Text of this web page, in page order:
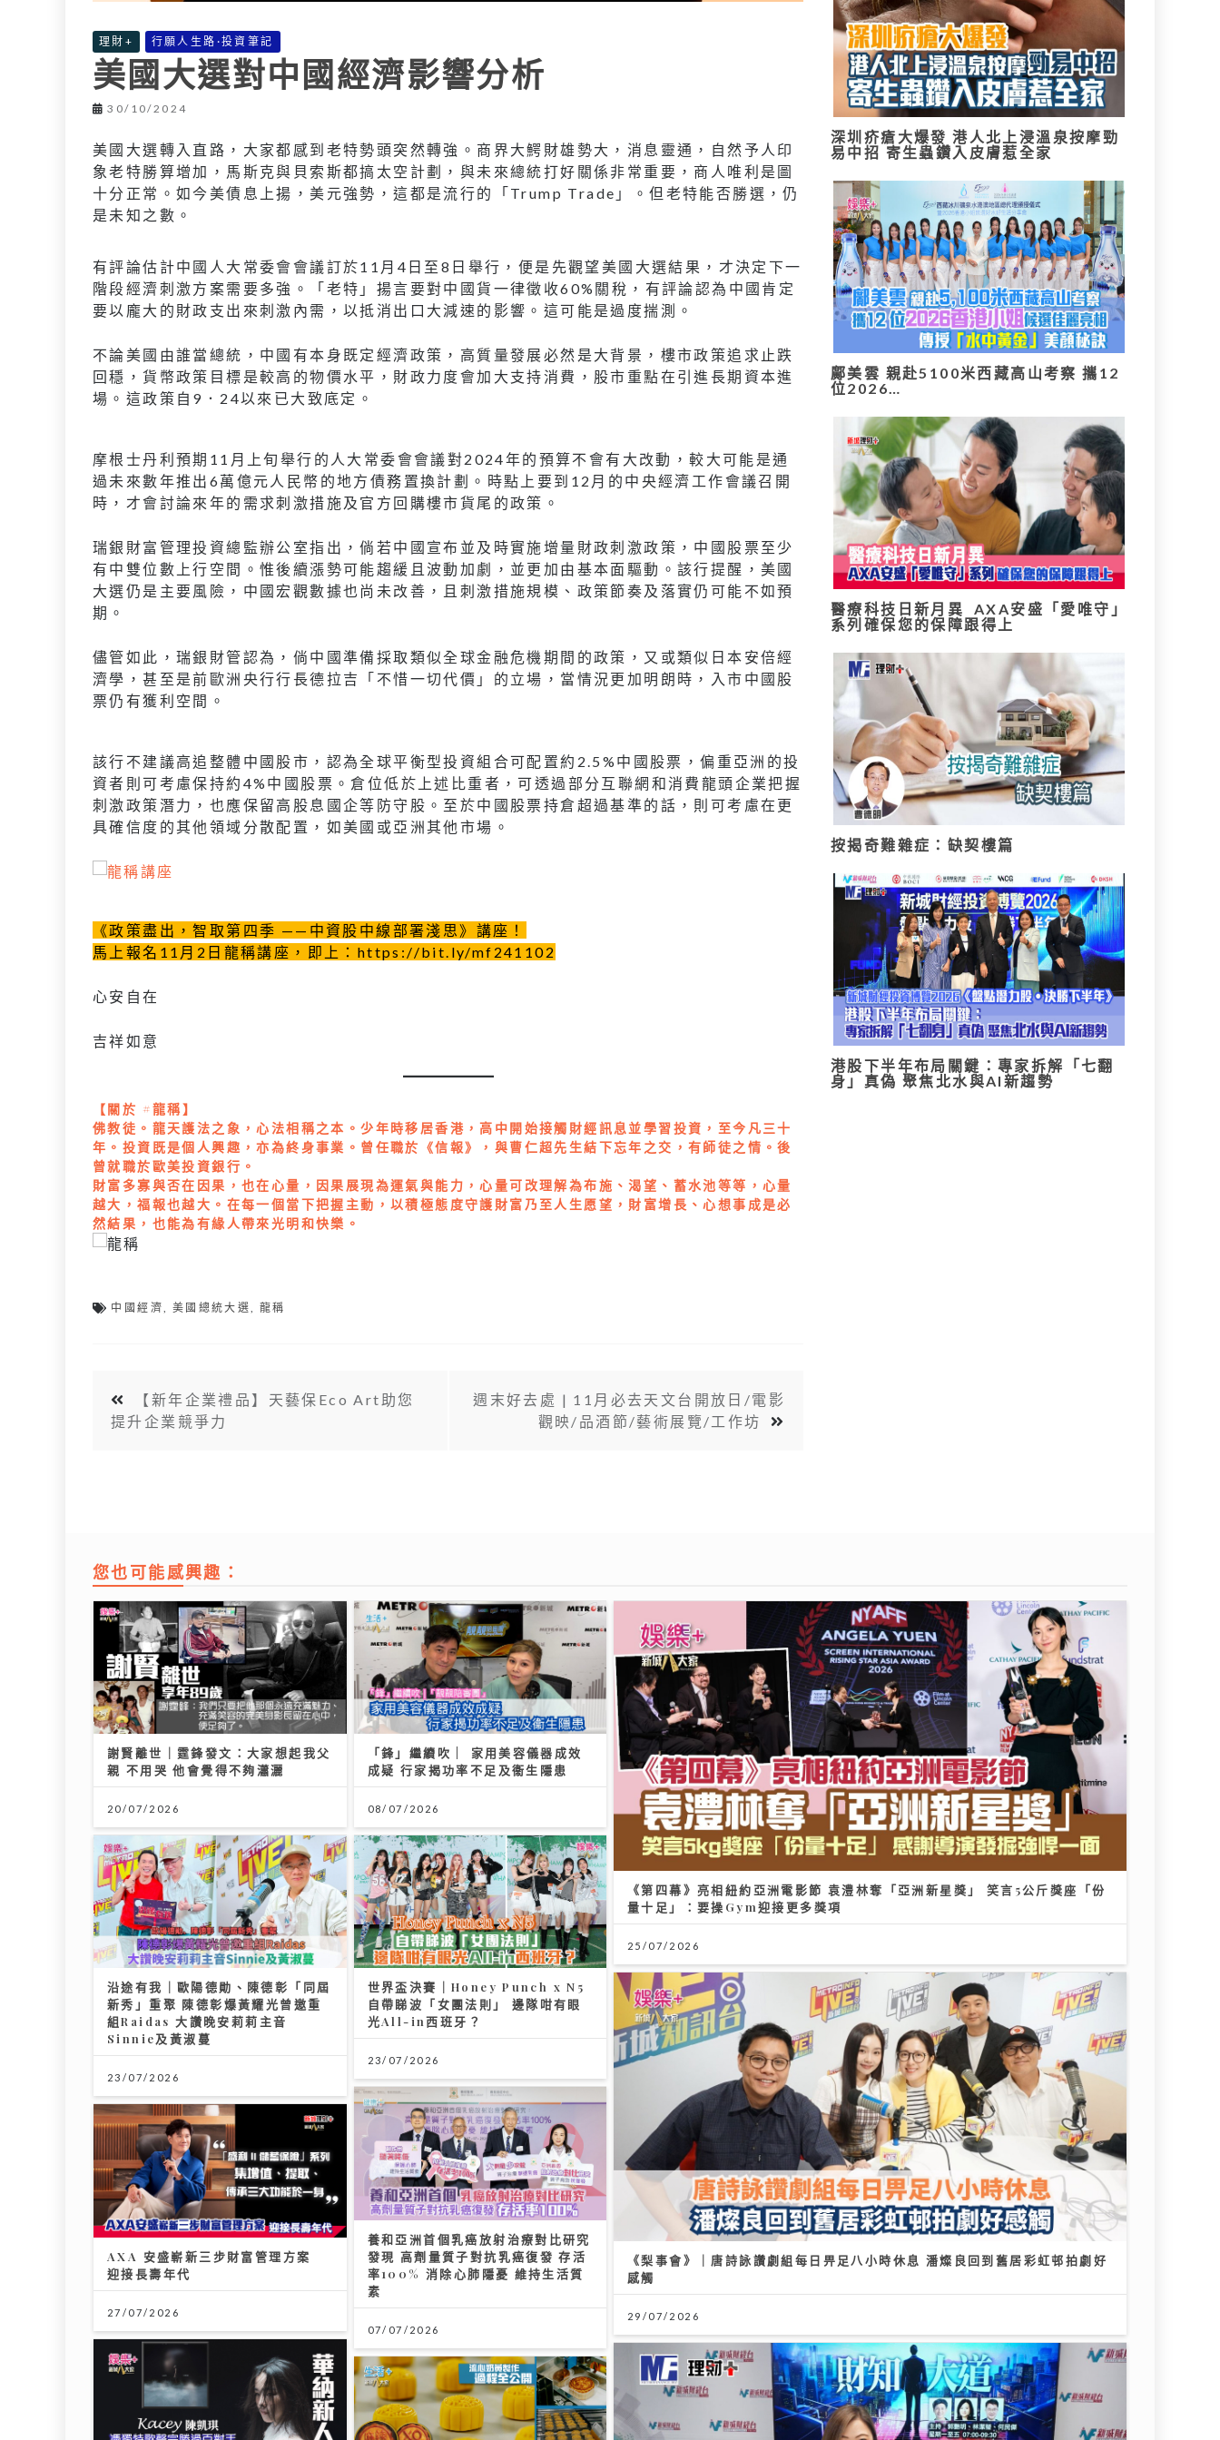
理財+ 行願人生路·投資筆記
美國大選對中國經濟影響分析
30/10/2024
美國大選轉入直路，大家都感到老特勢頭突然轉強。商界大鰐財雄勢大，消息靈通，自然予人印
象老特勝算增加，馬斯克與貝索斯都搞太空計劃，與未來總統打好關係非常重要，商人唯利是圖
十分正常。如今美債息上揚，美元強勢，這都是流行的「Trump Trade」。但老特能否勝選，仍
是未知之數。
有評論估計中國人大常委會會議訂於11月4日至8日舉行，便是先觀望美國大選結果，才決定下一
階段經濟刺激方案需要多強。「老特」揚言要對中國貨一律徵收60%關稅，有評論認為中國肯定
要以龐大的財政支出來刺激內需，以抵消出口大減速的影響。這可能是過度揣測。
不論美國由誰當總統，中國有本身既定經濟政策，高質量發展必然是大背景，樓市政策追求止跌
回穩，貨幣政策目標是較高的物價水平，財政力度會加大支持消費，股市重點在引進長期資本進
場。這政策自9．24以來已大致底定。
摩根士丹利預期11月上旬舉行的人大常委會會議對2024年的預算不會有大改動，較大可能是通
過未來數年推出6萬億元人民幣的地方債務置換計劃。時點上要到12月的中央經濟工作會議召開
時，才會討論來年的需求刺激措施及官方回購樓市貨尾的政策。
瑞銀財富管理投資總監辦公室指出，倘若中國宣布並及時實施增量財政刺激政策，中國股票至少
有中雙位數上行空間。惟後續漲勢可能趨緩且波動加劇，並更加由基本面驅動。該行提醒，美國
大選仍是主要風險，中國宏觀數據也尚未改善，且刺激措施規模、政策節奏及落實仍可能不如預
期。
儘管如此，瑞銀財管認為，倘中國準備採取類似全球金融危機期間的政策，又或類似日本安倍經
濟學，甚至是前歐洲央行行長德拉吉「不惜一切代價」的立場，當情況更加明朗時，入市中國股
票仍有獲利空間。
該行不建議高追整體中國股市，認為全球平衡型投資組合可配置約2.5%中國股票，偏重亞洲的投
資者則可考慮保持約4%中國股票。倉位低於上述比重者，可透過部分互聯網和消費龍頭企業把握
刺激政策潛力，也應保留高股息國企等防守股。至於中國股票持倉超過基準的話，則可考慮在更
具確信度的其他領域分散配置，如美國或亞洲其他市場。
《政策盡出，智取第四季 ——中資股中線部署淺思》講座！
馬上報名11月2日龍稱講座，即上：https://bit.ly/mf241102
⼼安⾃在
吉祥如意
【關於 #龍稱】
佛教徒。龍天護法之象，心法相稱之本。少年時移居香港，高中開始接觸財經訊息並學習投資，至今凡三十
年。投資既是個人興趣，亦為終身事業。曾任職於《信報》，與曹仁超先生結下忘年之交，有師徒之情。後
曾就職於歐美投資銀行。
財富多寡與否在因果，也在心量，因果展現為運氣與能力，心量可改理解為布施、渴望、蓄水池等等，心量
越大，福報也越大。在每一個當下把握主動，以積極態度守護財富乃至人生愿望，財富增長、心想事成是必
然結果，也能為有緣人帶來光明和快樂。
中國經濟 美國總統大選 ,龍稱
【新年企業禮品】天藝保Eco Art助您
提升企業競爭力
週末好去處 | 11月必去天文台開放日/電影
觀映/品酒節/藝術展覽/工作坊
深圳疥瘡大爆發 港人北上浸溫泉按摩勁
易中招 寄生蟲鑽入皮膚惹全家
鄺美雲 親赴5100米西藏高山考察 攜12
位2026…
醫療科技日新月異 AXA安盛「愛唯守」
系列確保您的保障跟得上
按揭奇難雜症：缺契樓篇
港股下半年布局關鍵：專家拆解「七翻
身」真偽 聚焦北水與AI新趨勢
您也可能感興趣：
謝賢離世｜霆鋒發文：大家想起我父
親 不用哭 他會覺得不夠瀟灑
20/07/2026
「鋒」繼續吹 | 家用美容儀器成效
成疑 行家揭功率不足及衞生隱患
08/07/2026
《第四幕》亮相紐約亞洲電影節 袁澧林奪「亞洲新星獎」 笑言5公斤獎座「份
量十足」：要操Gym迎接更多獎項
25/07/2026
沿途有我｜歐陽德勛、陳德彰「同屆
新秀」重聚 陳德彰爆黃耀光曾邀重
組Raidas 大讚晚安莉莉主音
Sinnie及黃淑蔓
23/07/2026
世界盃決賽｜Honey Punch x N5
自帶睇波「女團法則」 邊隊咁有眼
光All-in西班牙？
23/07/2026
《梨事會》｜唐詩詠讚劇組每日畀足八小時休息 潘燦良回到舊居彩虹邨拍劇好
感觸
29/07/2026
養和亞洲首個乳癌放射治療對比研究
發現 高劑量質子對抗乳癌復發 存活
率100% 消除心肺隱憂 維持生活質
素
07/07/2026
AXA 安盛嶄新三步財富管理方案
迎接長壽年代
27/07/2026